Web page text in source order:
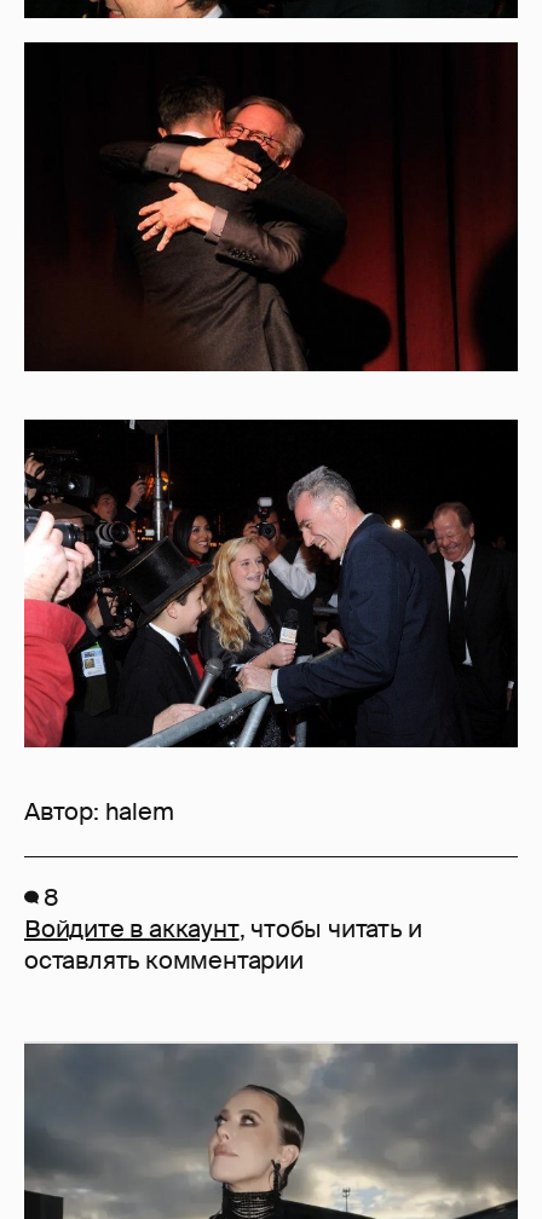
Автор: halem
8
Войдите в аккаунт, чтобы читать и
оставлять комментарии